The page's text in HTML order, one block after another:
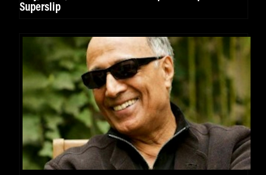
Superslip